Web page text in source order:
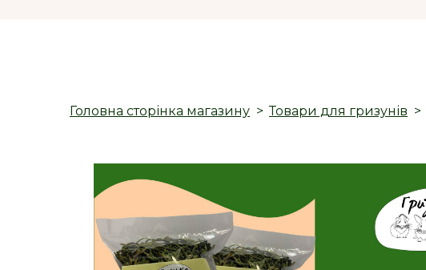
Головна сторінка магазину Товари для гризунів